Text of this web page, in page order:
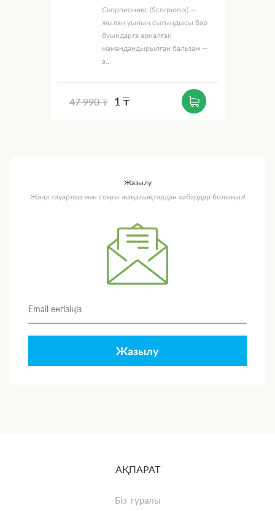
Скорпионикс (Scorpionix) —
жылан уының сығындысы бар
буындарға арналған
мамандандырылған бальзам —
а...
47 990 ₸ 1 ₸
Жазылу
Жаңа тауарлар мен соңғы жаңалықтардан хабардар болыңыз!
Жазылу
АҚПАРАТ
Біз туралы